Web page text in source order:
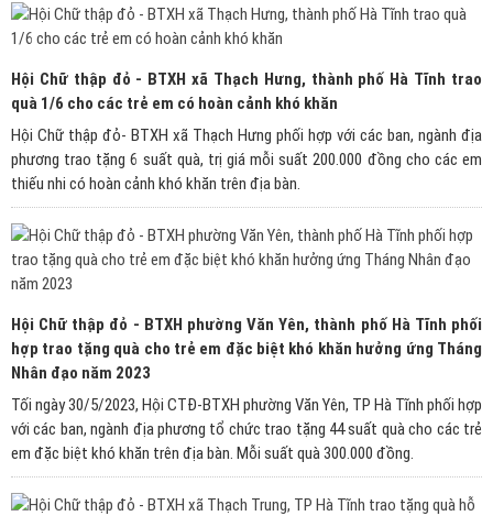
Hội Chữ thập đỏ - BTXH xã Thạch Hưng, thành phố Hà Tĩnh trao
quà 1/6 cho các trẻ em có hoàn cảnh khó khăn
Hội Chữ thập đỏ- BTXH xã Thạch Hưng phối hợp với các ban, ngành địa
phương trao tặng 6 suất quà, trị giá mỗi suất 200.000 đồng cho các em
thiếu nhi có hoàn cảnh khó khăn trên địa bàn.
Hội Chữ thập đỏ - BTXH phường Văn Yên, thành phố Hà Tĩnh phối
hợp trao tặng quà cho trẻ em đặc biệt khó khăn hưởng ứng Tháng
Nhân đạo năm 2023
Tối ngày 30/5/2023, Hội CTĐ-BTXH phường Văn Yên, TP Hà Tĩnh phối hợp
với các ban, ngành địa phương tổ chức trao tặng 44 suất quà cho các trẻ
em đặc biệt khó khăn trên địa bàn. Mỗi suất quà 300.000 đồng.